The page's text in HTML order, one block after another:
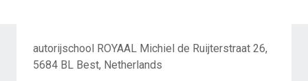
autorijschool ROYAAL Michiel de Ruijterstraat 26,
5684 BL Best, Netherlands